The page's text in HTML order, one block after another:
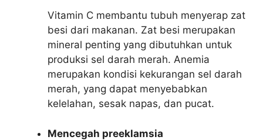
Vitamin C membantu tubuh menyerap zat
besi dari makanan. Zat besi merupakan
mineral penting yang dibutuhkan untuk
produksi sel darah merah. Anemia
merupakan kondisi kekurangan sel darah
merah, yang dapat menyebabkan
kelelahan, sesak napas, dan pucat.
Mencegah preeklamsia